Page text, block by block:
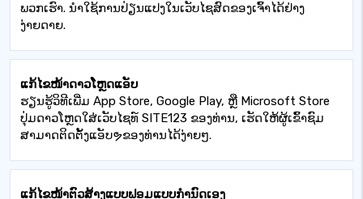
ພວກເຮົາ. ນຳໃຊ້ການປ່ຽນແປງໃນເວັບໄຊສົດຂອງເຈົ້າໄດ້ຢ່າງ
ງ່າຍດາຍ.
ແກ້ໄຂໜ້າດາວໂຫຼດແອັບ
ຮຽນຮູ້ວິທີເພີ່ມ App Store, Google Play, ຫຼື Microsoft Store
ປຸ່ມດາວໂຫຼດໃສ່ເວັບໄຊທ໌ SITE123 ຂອງທ່ານ, ເຮັດໃຫ້ຜູ້ເຂົ້າຊົມ
ສາມາດຕິດຕັ້ງແອັບຯຂອງທ່ານໄດ້ງ່າຍໆ.
ແກ້ໄຂໜ້າຕົວສ້າງແບບຟອມແບບກຳນົດເອງ